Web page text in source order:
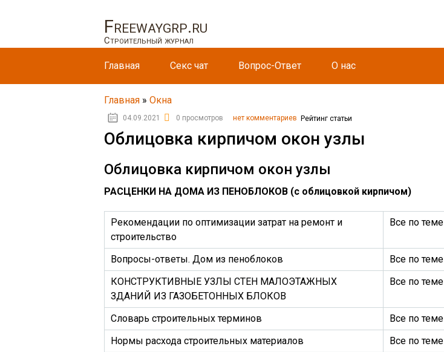
Freewaygrp.ru
Строительный журнал
Главная Секс чат Вопрос-Ответ О нас
Главная » Окна
04.09.2021 0 просмотров нет комментариев Рейтинг статьи
Облицовка кирпичом окон узлы
Облицовка кирпичом окон узлы
РАСЦЕНКИ НА ДОМА ИЗ ПЕНОБЛОКОВ (с облицовкой кирпичом)
Рекомендации по оптимизации затрат на ремонт и
строительство
Все по теме
Вопросы-ответы. Дом из пеноблоков
Все по теме
КОНСТРУКТИВНЫЕ УЗЛЫ СТЕН МАЛОЭТАЖНЫХ
ЗДАНИЙ ИЗ ГАЗОБЕТОННЫХ БЛОКОВ
Все по теме
Словарь строительных терминов
Все по теме
Нормы расхода строительных материалов
Все по теме